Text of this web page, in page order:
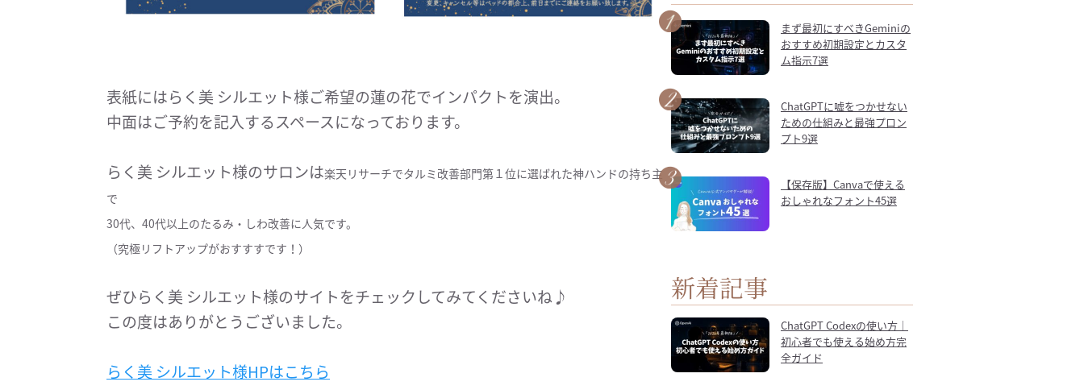
表紙にはらく美 シルエット様ご希望の蓮の花でインパクトを演出。
中面はご予約を記入するスペースになっております。
らく美 シルエット様のサロンは楽天リサーチでタルミ改善部門第１位に選ばれた神ハンドの持ち主
で
30代、40代以上のたるみ・しわ改善に人気です。
（究極リフトアップがおすすすです！）
ぜひらく美 シルエット様のサイトをチェックしてみてくださいね♪
この度はありがとうございました。
らく美 シルエット様HPはこちら
まず最初にすべきGeminiの
おすすめ初期設定とカスタ
ム指示7選
ChatGPTに嘘をつかせない
ための仕組みと最強プロン
プト9選
【保存版】Canvaで使える
おしゃれなフォント45選
新着記事
ChatGPT Codexの使い方｜
初心者でも使える始め方完
全ガイド